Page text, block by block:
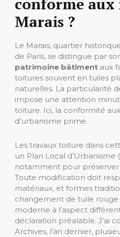
conforme aux
Marais ?
Le Marais, quartier
de Paris, se distingue par
patrimoine bâtiment aux
toitures souvent en tuiles
naturelles. La particularité
impose une attention
toiture. Ici, la conformité
d’urbanisme prime.
Les travaux toiture dans
un Plan Local d’Urbanisme
notamment pour préserver
Toute modification doit
matériaux, et formes
changement de tuile rouge
moderne à l’aspect
déclaration préalable. J’ai
Archives, l’an dernier,